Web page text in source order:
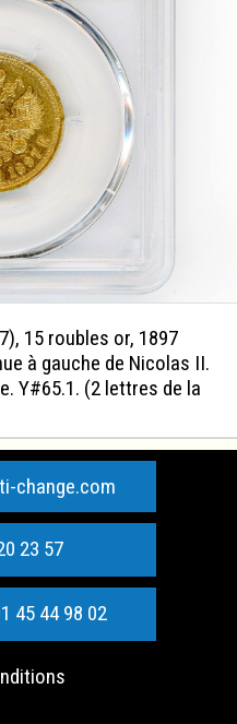
15 roubles or, 1897
à gauche de Nicolas II.
Y#65.1. (2 lettres de la
change.com
23 57
45 44 98 02